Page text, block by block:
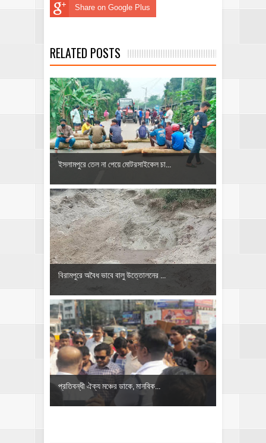
Share on Google Plus
RELATED POSTS
ইসলামপুরে তেল না পেয়ে মোটরসাইকেল চা...
বিরামপুরে অবৈধ ভাবে বালু উত্তোলনের ...
প্রতিবন্ধী ঐক্য মঞ্চের ডাকে, মানবিক...